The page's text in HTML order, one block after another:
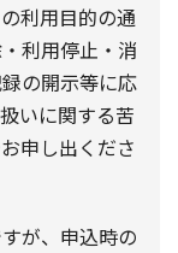
利用目的の通
利用停止・消
の開示等に応
いに関する苦
申し出くださ
が、申込時の